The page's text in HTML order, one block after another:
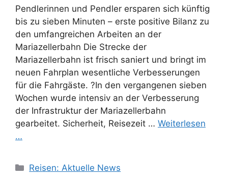
Pendlerinnen und Pendler ersparen sich künftig
bis zu sieben Minuten – erste positive Bilanz zu
den umfangreichen Arbeiten an der
Mariazellerbahn Die Strecke der
Mariazellerbahn ist frisch saniert und bringt im
neuen Fahrplan wesentliche Verbesserungen
für die Fahrgäste. ?In den vergangenen sieben
Wochen wurde intensiv an der Verbesserung
der Infrastruktur der Mariazellerbahn
gearbeitet. Sicherheit, Reisezeit … Weiterlesen
…
Kategorien
Reisen: Aktuelle News